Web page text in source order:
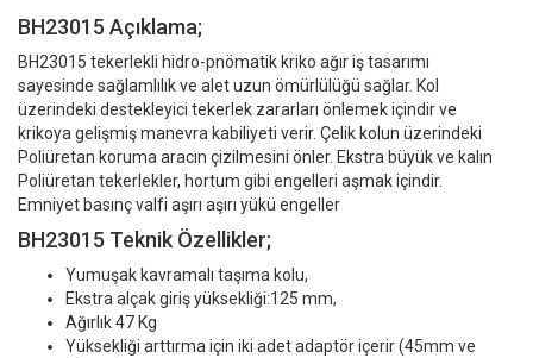
BH23015 Açıklama;
BH23015 tekerlekli hidro-pnömatik kriko ağır iş tasarımı
sayesinde sağlamlılık ve alet uzun ömürlülüğü sağlar. Kol
üzerindeki destekleyici tekerlek zararları önlemek içindir ve
krikoya gelişmiş manevra kabiliyeti verir. Çelik kolun üzerindeki
Poliüretan koruma aracın çizilmesini önler. Ekstra büyük ve kalın
Poliüretan tekerlekler, hortum gibi engelleri aşmak içindir.
Emniyet basınç valfi aşırı aşırı yükü engeller
BH23015 Teknik Özellikler;
Yumuşak kavramalı taşıma kolu,
Ekstra alçak giriş yüksekliği:125 mm,
Ağırlık 47 Kg
Yüksekliği arttırma için iki adet adaptör içerir (45mm ve